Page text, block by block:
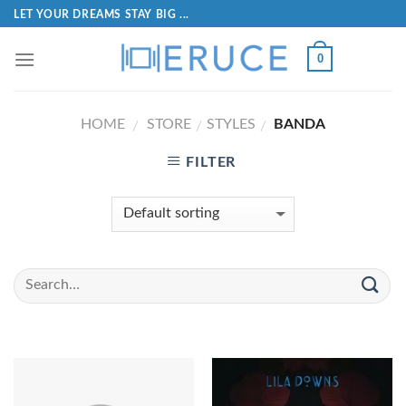
LET YOUR DREAMS STAY BIG ...
0
HOME / STORE / STYLES / BANDA
FILTER